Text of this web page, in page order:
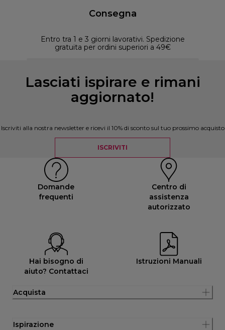
Consegna
Entro tra 1 e 3 giorni lavorativi. Spedizione
gratuita per ordini superiori a 49€
Lasciati ispirare e rimani
aggiornato!
Iscriviti alla nostra newsletter e ricevi il 10% di sconto sul tuo prossimo acquisto
ISCRIVITI
Domande
frequenti
Centro di
assistenza
autorizzato
Hai bisogno di
aiuto? Contattaci
Istruzioni Manuali
Acquista
Ispirazione